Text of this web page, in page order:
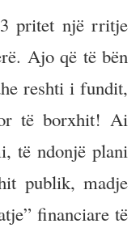
pritet një rritje
Ajo që të bën
reshti i fundit,
të borxhit! Ai
të ndonjë plani
publik, madje
financiare të